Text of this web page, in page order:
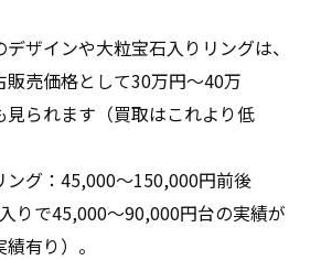
インや大粒宝石入りリングは、
売価格として30万円〜40万
れます（買取はこれより低
グ：45,000〜150,000円前後
入りで45,000〜90,000円台の実績が
り）。